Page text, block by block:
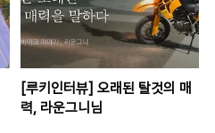
[루키인터뷰] 오래된 탈것의 매
력, 라운그니님